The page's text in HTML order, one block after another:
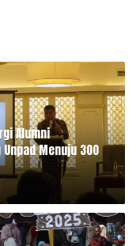
Alumni
Menuju 300